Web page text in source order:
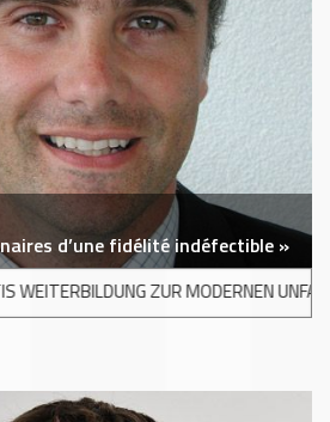
d’une fidélité indéfectible »
UNFALLREPARATUR +++ DKV